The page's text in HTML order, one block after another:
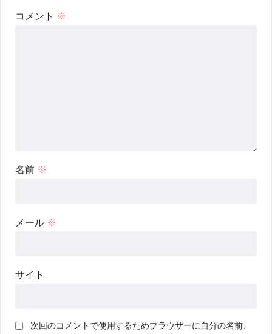
コメント ※
名前 ※
メール ※
サイト
次回のコメントで使用するためブラウザーに自分の名前、